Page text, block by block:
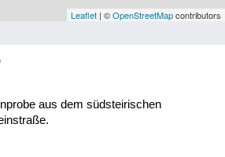
Vorarlberg
Natur und Landwirtschaft
Leaflet | ©OpenStreetMapcontributors
aus dem südsteirischen